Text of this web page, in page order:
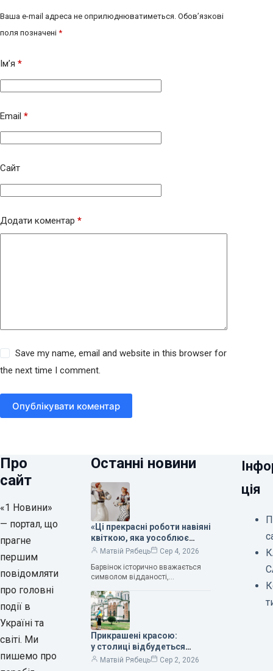
Ваша e-mail адреса не оприлюднюватиметься. Обов’язкові
поля позначені *
Ім’я *
Email *
Сайт
Додати коментар *
Save my name, email and website in this browser for
the next time I comment.
Опублікувати коментар
Про
сайт
«1 Новини»
— портал, що
прагне
першим
повідомляти
про головні
події в
Україні та
світі. Ми
пишемо про
Останні новини
«Ці прекрасні роботи навіяні
квіткою, яка уособлює
нескінченне кохання», —
Людмила Карпінська-
Романюк
Матвій Рябець
Сер 4, 2026
Барвінок історично вважається
символом відданості,
та тривалого подружнього союзу.
Саме тому ця рослина надихала і
продовжує надихати митців на
Прикрашені красою:
у столиці відбудеться
дев’ятий фестиваль
Матвій Рябець Сер 2, 2026
ція